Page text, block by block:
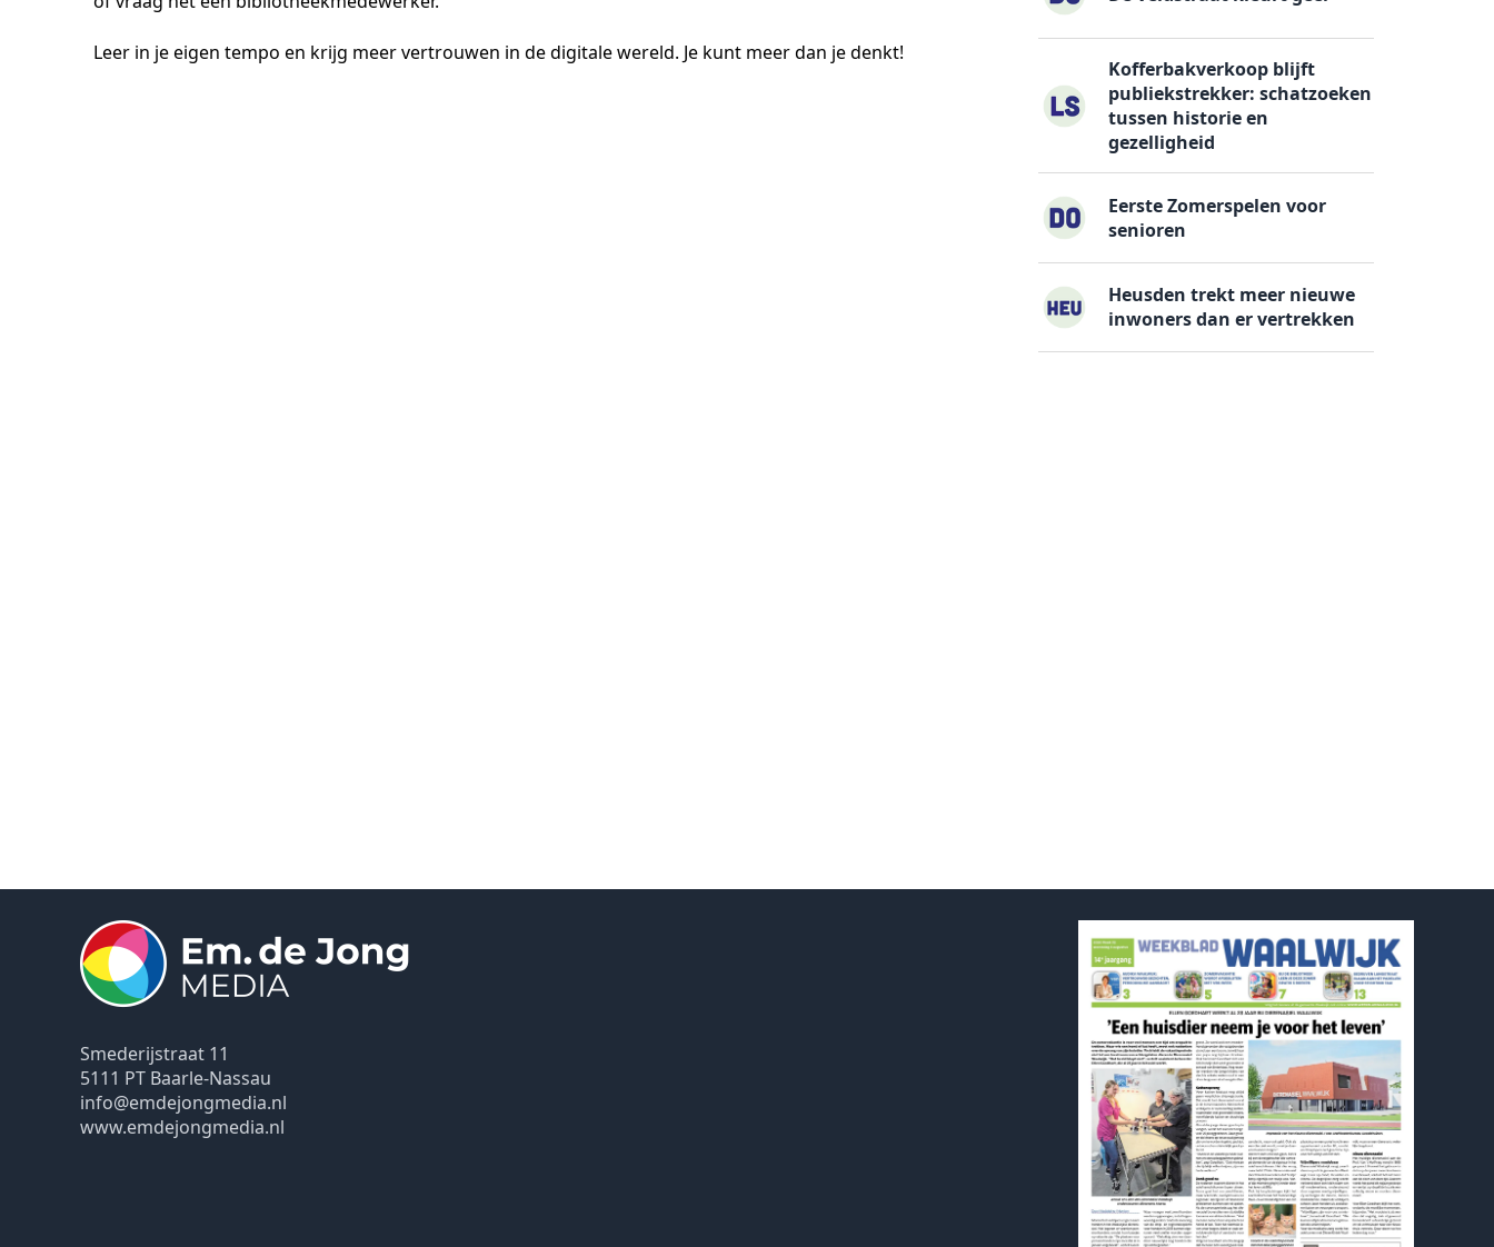
Leer in je eigen tempo en krijg meer vertrouwen in de digitale wereld. Je kunt meer dan je denkt!
Kofferbakverkoop blijft
publiekstrekker: schatzoeken
tussen historie en
gezelligheid
Eerste Zomerspelen voor
senioren
Heusden trekt meer nieuwe
inwoners dan er vertrekken
Smederijstraat 11
5111 PT Baarle-Nassau
info@emdejongmedia.nl
www.emdejongmedia.nl